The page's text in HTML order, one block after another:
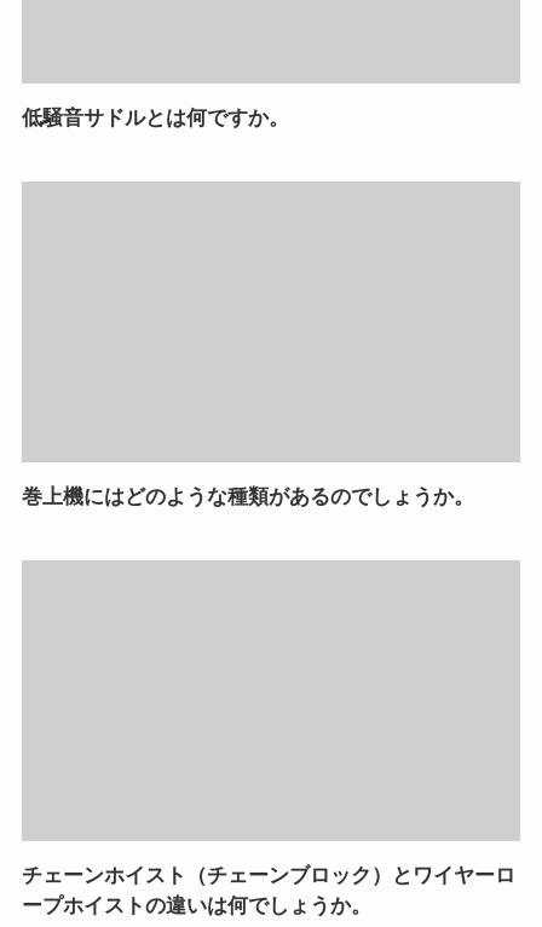
低騒音サドルとは何ですか。
巻上機にはどのような種類があるのでしょうか。
チェーンホイスト（チェーンブロック）とワイヤーロ
ープホイストの違いは何でしょうか。